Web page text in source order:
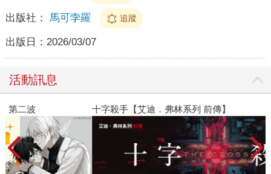
出版社： 馬可孛羅 追蹤
出版日： 2026/03/07
活動訊息
十字殺手【艾迪．弗林系列 前傳】